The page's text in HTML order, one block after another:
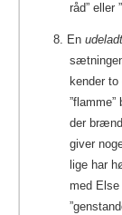
råd” eller
8. En udeladt
kender
der
giver
lige har
med